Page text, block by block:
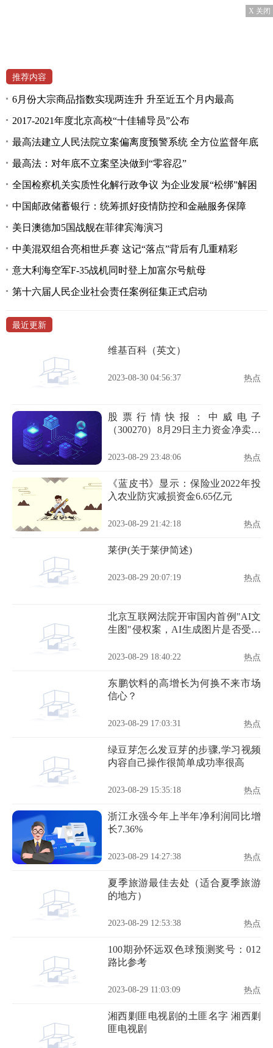
X 关闭
推荐内容
6月份大宗商品指数实现两连升 升至近五个月内最高
2017-2021年度北京高校“十佳辅导员”公布
最高法建立人民法院立案偏离度预警系统 全方位监督年底
最高法：对年底不立案坚决做到“零容忍”
全国检察机关实质性化解行政争议 为企业发展“松绑”解困
中国邮政储蓄银行：统筹抓好疫情防控和金融服务保障
美日澳德加5国战舰在菲律宾海演习
中美混双组合亮相世乒赛 这记“落点”背后有几重精彩
意大利海空军F-35战机同时登上加富尔号航母
第十六届人民企业社会责任案例征集正式启动
最近更新
维基百科（英文）
2023-08-30 04:56:37 热点
股票行情快报：中威电子
（300270）8月29日主力资金净卖出
2023-08-29 23:48:06 热点
《蓝皮书》显示：保险业2022年投
入农业防灾减损资金6.65亿元
2023-08-29 21:42:18 热点
莱伊(关于莱伊简述)
2023-08-29 20:07:19 热点
北京互联网法院开审国内首例"AI文
生图"侵权案，AI生成图片是否受法
2023-08-29 18:40:22 热点
东鹏饮料的高增长为何换不来市场
信心？
2023-08-29 17:03:31 热点
绿豆芽怎么发豆芽的步骤,学习视频
内容自己操作很简单成功率很高
2023-08-29 15:35:18 热点
浙江永强今年上半年净利润同比增
长7.36%
2023-08-29 14:27:38 热点
夏季旅游最佳去处（适合夏季旅游
的地方）
2023-08-29 12:53:38 热点
100期孙怀远双色球预测奖号：012
路比参考
2023-08-29 11:03:09 热点
湘西剿匪电视剧的土匪名字 湘西剿
匪电视剧